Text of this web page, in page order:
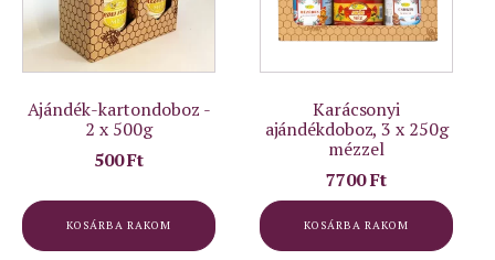
Ajándék-kartondoboz -
2 x 500g
500Ft
KOSÁRBA RAKOM
Karácsonyi
ajándékdoboz, 3 x 250g
mézzel
7700Ft
KOSÁRBA RAKOM